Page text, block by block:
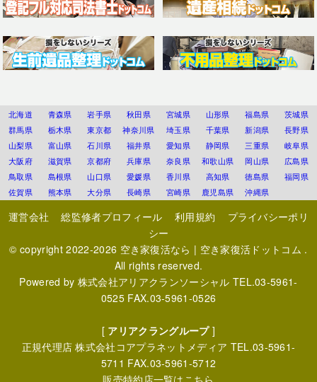
北海道 青森県 岩手県 秋田県 宮城県 山形県 福島県
茨城県
群馬県
栃木県 東京都 神奈川県 埼玉県 千葉県 新潟県
長野県
山梨県
富山県 石川県 福井県 愛知県 静岡県 三重県
岐阜県
大阪府
滋賀県 京都府 兵庫県 奈良県 和歌山県 岡山県
広島県
鳥取県
島根県 山口県 愛媛県 香川県 高知県 徳島県
福岡県
佐賀県
熊本県 大分県 長崎県 宮崎県 鹿児島県 沖縄県
運営会社 総監修者プロフィール 利用規約
プライバシーポリ
シー
© copyright 2022-2026 空き家復活なら | 空き家復活ドットコム .
All rights reserved.
Powered by 株式会社アリアクランソーシャル TEL.03-5961-
0525 FAX.03-5961-0526
[ アリアクラングループ]
正規代理店株式会社コアプラネットメディア TEL.03-5961-
5711 FAX.03-5961-5712
販売特約店一覧はこちら